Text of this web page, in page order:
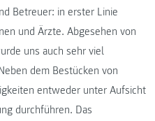
Betreuer: in erster Linie
und Ärzte. Abgesehen von
uns auch sehr viel
dem Bestücken von
entweder unter Aufsicht
durchführen. Das